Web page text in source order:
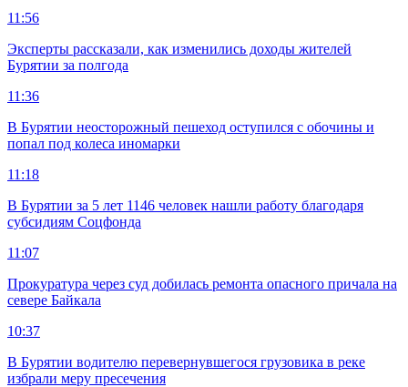
11:56
Эксперты рассказали, как изменились доходы жителей
Бурятии за полгода
11:36
В Бурятии неосторожный пешеход оступился с обочины и
попал под колеса иномарки
11:18
В Бурятии за 5 лет 1146 человек нашли работу благодаря
субсидиям Соцфонда
11:07
Прокуратура через суд добилась ремонта опасного причала на
севере Байкала
10:37
В Бурятии водителю перевернувшегося грузовика в реке
избрали меру пресечения